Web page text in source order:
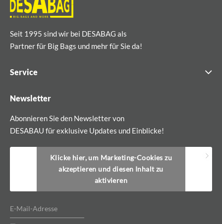
Seit 1995 sind wir bei DESABAG als
Partner für Big Bags und mehr für Sie da!
Service
Newsletter
Abonnieren Sie den Newsletter von
DESABAU für exklusive Updates und Einblicke!
Klicke hier, um Marketing-Cookies zu
akzeptieren und diesen Inhalt zu
aktivieren